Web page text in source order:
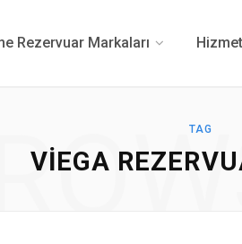
Rezervuar Markaları
TAG
VIEGA